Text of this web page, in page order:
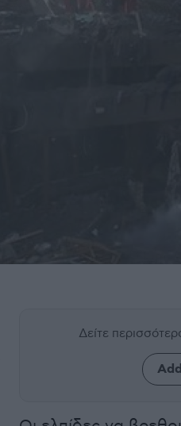
Δείτε